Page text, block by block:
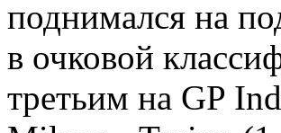
поднимался на
в очковой
третьим на GP